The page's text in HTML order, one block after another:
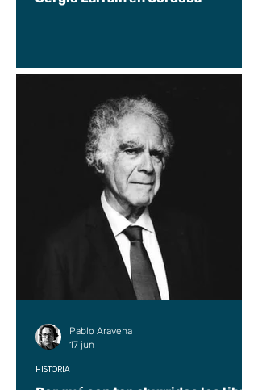
HISTORIA
Pablo Aravena
17 jun